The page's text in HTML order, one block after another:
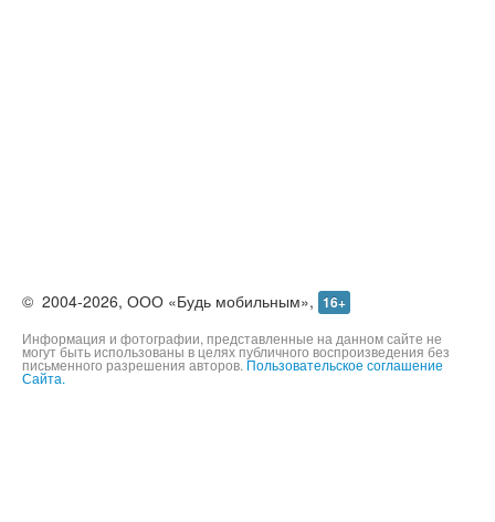
©2004-2026,ООО «Будь мобильным», 16+
Информация и фотографии, представленные на данном сайте не
могут быть использованы в целях публичного воспроизведения без